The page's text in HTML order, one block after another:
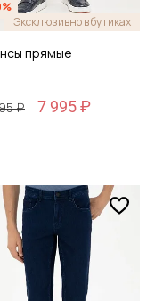
Эксклюзивно в бутиках
прямые
₽ 7 995 ₽